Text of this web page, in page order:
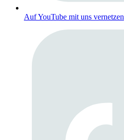
Auf YouTube mit uns vernetzen